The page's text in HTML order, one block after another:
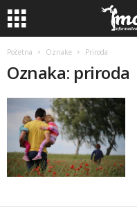
Početna Oznake Priroda
Oznaka: priroda